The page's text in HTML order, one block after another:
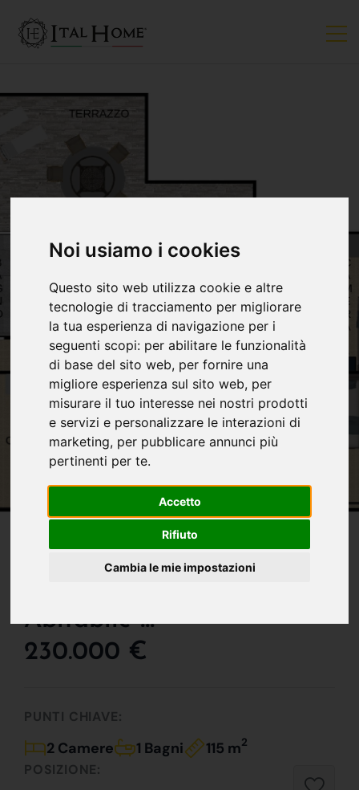
Noi usiamo i cookies
Questo sito web utilizza cookie e altre
tecnologie di tracciamento per migliorare
la tua esperienza di navigazione per i
seguenti scopi: per abilitare le funzionalità
di base del sito web, per fornire una
migliore esperienza sul sito web, per
misurare il tuo interesse nei nostri prodotti
e servizi e personalizzare le interazioni di
marketing, per pubblicare annunci più
pertinenti per te.
Accetto
Rifiuto
Cambia le mie impostazioni
Abitabile !!!
230.000 €
PUNTI CHIAVE:
2 Camere 1 Bagni 115 m2
POSIZIONE: